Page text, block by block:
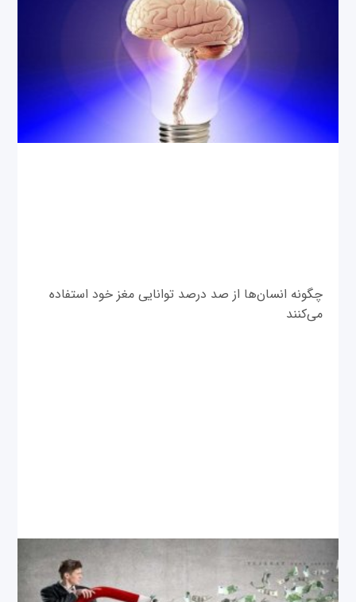
چگونه انسان‌ها از صد درصد توانایی مغز خود استفاده
می‌کنند